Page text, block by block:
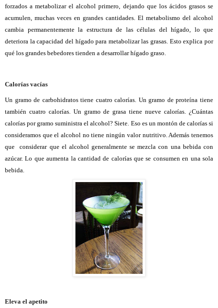
forzados a metabolizar el alcohol primero, dejando que los ácidos grasos se
acumulen, muchas veces en grandes cantidades. El metabolismo del alcohol
cambia permanentemente la estructura de las células del hígado, lo que
deteriora la capacidad del hígado para metabolizar las grasas. Esto explica por
qué los grandes bebedores tienden a desarrollar hígado graso.
Calorías vacías
Un gramo de carbohidratos tiene cuatro calorías. Un gramo de proteína tiene
también cuatro calorías. Un gramo de grasa tiene nueve calorías. ¿Cuántas
calorías por gramo suministra el alcohol? Siete. Eso es un montón de calorías si
consideramos que el alcohol no tiene ningún valor nutritivo. Además tenemos
que considerar que el alcohol generalmente se mezcla con una bebida con
azúcar. Lo que aumenta la cantidad de calorías que se consumen en una sola
bebida.
Eleva el apetito